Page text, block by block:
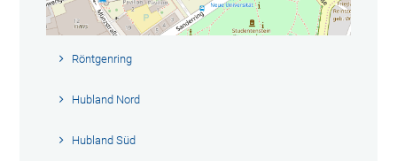
Röntgenring
Hubland Nord
Hubland Süd